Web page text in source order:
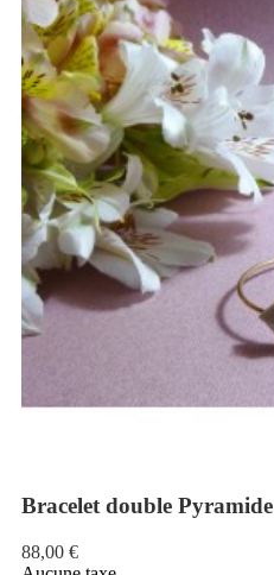
Bracelet double Pyramide
88,00 €